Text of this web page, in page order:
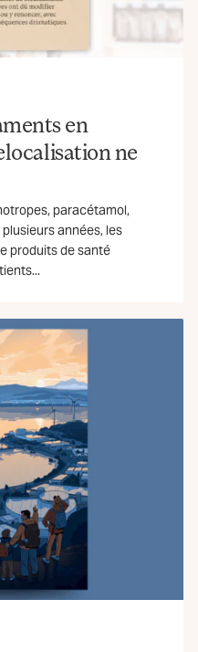
en
ne
paracétamol,
années, les
produits de santé